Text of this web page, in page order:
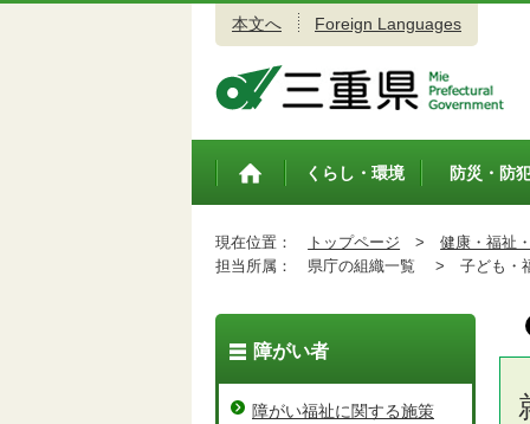
本文へ Foreign Languages
トップペ
くらし・環境 防災・防
現在位置： トップページ > 健康・福祉
担当所属：
県庁の組織一覧 > 子ども
障がい者
障がい福祉に関する施策